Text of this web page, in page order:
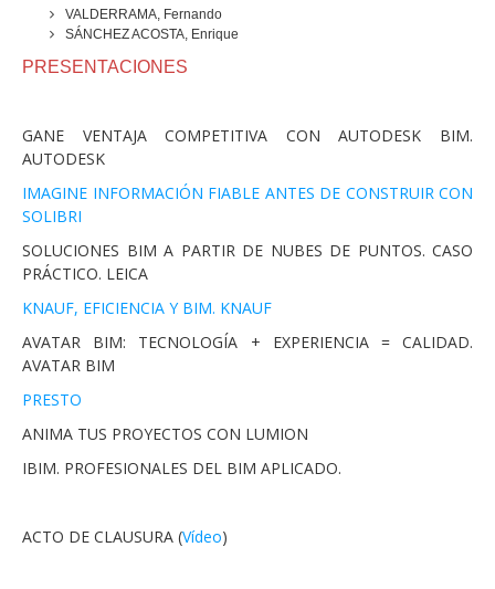
VALDERRAMA, Fernando
SÁNCHEZ ACOSTA, Enrique
PRESENTACIONES
GANE VENTAJA COMPETITIVA CON AUTODESK BIM.
AUTODESK
IMAGINE INFORMACIÓN FIABLE ANTES DE CONSTRUIR CON
SOLIBRI
SOLUCIONES BIM A PARTIR DE NUBES DE PUNTOS. CASO
PRÁCTICO. LEICA
KNAUF, EFICIENCIA Y BIM. KNAUF
AVATAR BIM: TECNOLOGÍA + EXPERIENCIA = CALIDAD.
AVATAR BIM
PRESTO
ANIMA TUS PROYECTOS CON LUMION
IBIM. PROFESIONALES DEL BIM APLICADO.
ACTO DE CLAUSURA (Vídeo)